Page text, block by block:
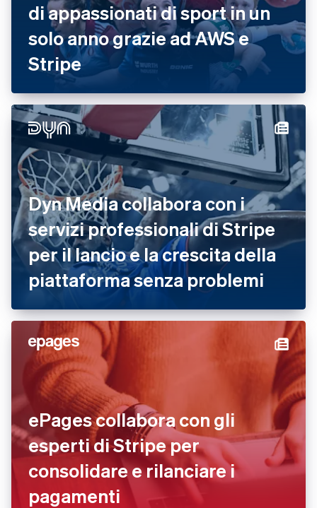
di appassionati di sport in un
solo anno grazie ad AWS e
Stripe
Dyn Media collabora con i
servizi professionali di Stripe
per il lancio e la crescita della
piattaforma senza problemi
ePages collabora con gli
esperti di Stripe per
consolidare e rilanciare i
pagamenti